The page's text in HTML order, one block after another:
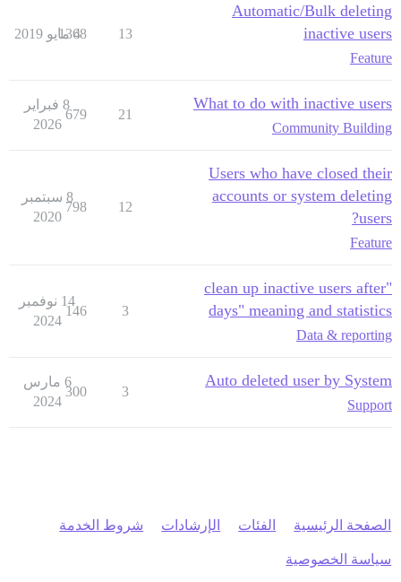
Automatic/Bulk deleting
inactive users
Feature
13
1368
4 مايو 2019
What to do with inactive users
Community Building
21
679
8 فبراير
2026
Users who have closed their
accounts or system deleting
users?
Feature
12
798
8 سبتمبر
2020
"clean up inactive users after
days" meaning and statistics
Data & reporting
3
146
14 نوفمبر
2024
Auto deleted user by System
Support
3
300
6 مارس
2024
الصفحة الرئيسية الفئات الإرشادات شروط الخدمة
سياسة الخصوصية